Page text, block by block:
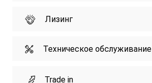
Лизинг
Техническое обслуживание
Trade in